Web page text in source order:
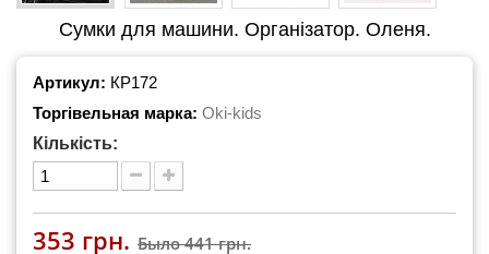
Сумки для машини. Організатор. Оленя.
Артикул: КР172
Торгівельная марка: Oki-kids
Кількість:
353 грн. Было441 грн.